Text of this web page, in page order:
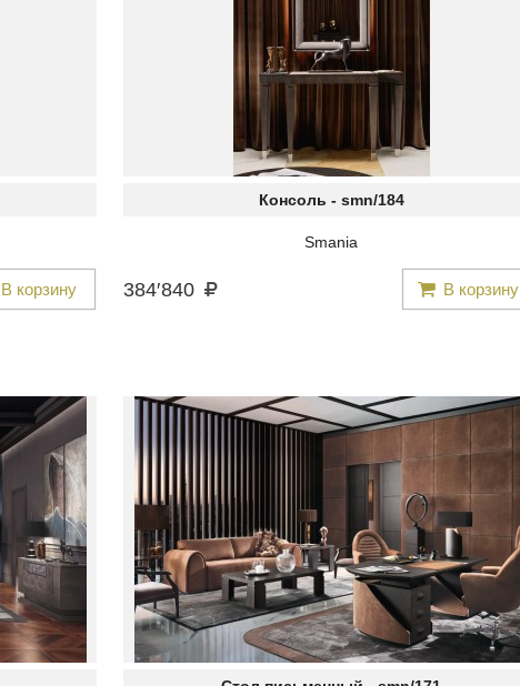
В корзину
Консоль - smn/184
Smania
384′840 В корзину